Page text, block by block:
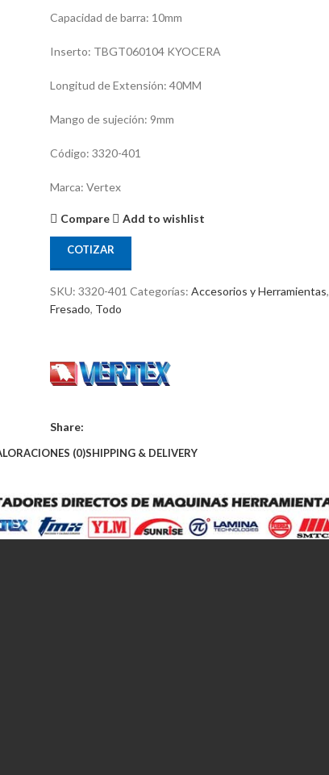
Capacidad de barra: 10mm
Inserto: TBGT060104 KYOCERA
Longitud de Extensión: 40MM
Mango de sujeción: 9mm
Código: 3320-401
Marca: Vertex
Compare Add to wishlist
COTIZAR
SKU: 3320-401 Categorías: Accesorios y Herramientas,
Fresado, Todo
Share:
(0)SHIPPING & DELIVERY